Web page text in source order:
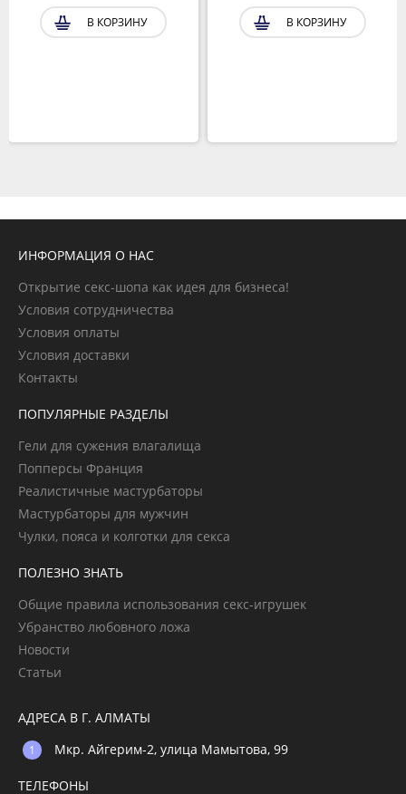
В КОРЗИНУ В КОРЗИНУ
ИНФОРМАЦИЯ О НАС
Открытие секс-шопа как идея для бизнеса!
Условия сотрудничества
Условия оплаты
Условия доставки
Контакты
ПОПУЛЯРНЫЕ РАЗДЕЛЫ
Гели для сужения влагалища
Попперсы Франция
Реалистичные мастурбаторы
Мастурбаторы для мужчин
Чулки, пояса и колготки для секса
ПОЛЕЗНО ЗНАТЬ
Общие правила использования секс-игрушек
Убранство любовного ложа
Новости
Статьи
АДРЕСА В Г. АЛМАТЫ
Мкр. Айгерим-2, улица Мамытова, 99
ТЕЛЕФОНЫ